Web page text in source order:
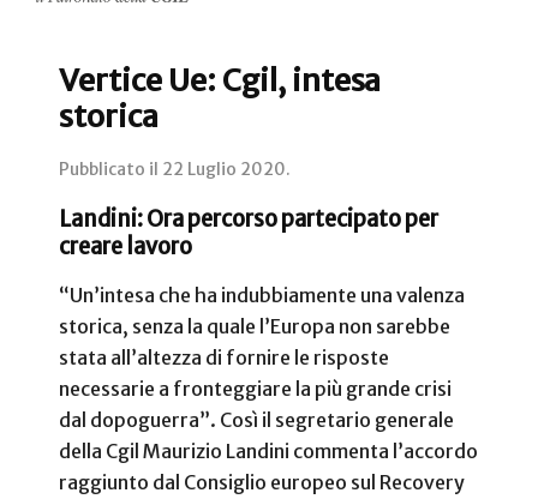
Vertice Ue: Cgil, intesa
storica
Pubblicato il 22 Luglio 2020.
Landini: Ora percorso partecipato per
creare lavoro
“Un’intesa che ha indubbiamente una valenza
storica, senza la quale l’Europa non sarebbe
stata all’altezza di fornire le risposte
necessarie a fronteggiare la più grande crisi
dal dopoguerra”. Così il segretario generale
della Cgil Maurizio Landini commenta l’accordo
raggiunto dal Consiglio europeo sul Recovery